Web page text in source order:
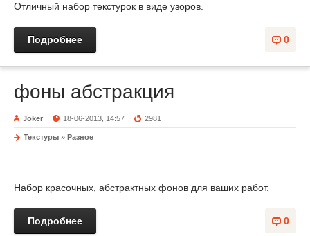
Отличный набор текстурок в виде узоров.
0
Подробнее
фоны абстракция
Joker 18-06-2013, 14:57 2981
Текстуры » Разное
Набор красочных, абстрактных фонов для ваших работ.
0
Подробнее